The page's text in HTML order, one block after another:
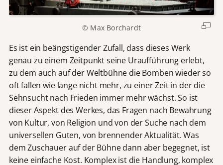
© Max Borchardt
Es ist ein beängstigender Zufall, dass dieses Werk
genau zu einem Zeitpunkt seine Uraufführung erlebt,
zu dem auch auf der Weltbühne die Bomben wieder so
oft fallen wie lange nicht mehr, zu einer Zeit in der die
Sehnsucht nach Frieden immer mehr wächst. So ist
dieser Aspekt des Werkes, das Fragen nach Bewahrung
von Kultur, von Religion und von der Suche nach dem
universellen Guten, von brennender Aktualität. Was
dem Zuschauer auf der Bühne dann aber begegnet, ist
keine einfache Kost. Komplex ist die Handlung, komplex